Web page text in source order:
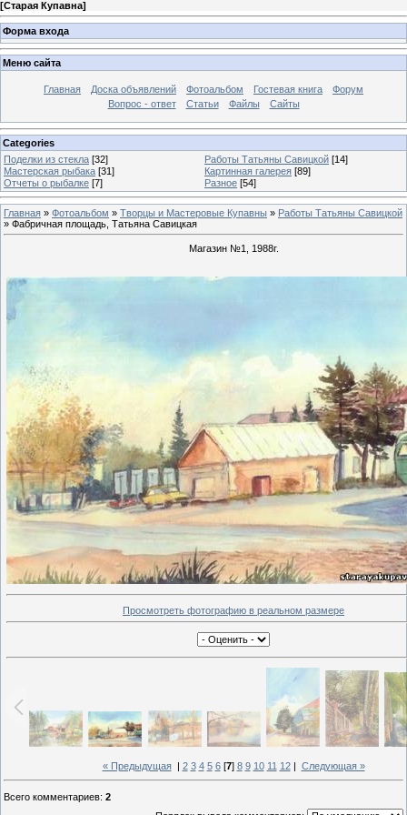
[Старая Купавна]
Форма входа
Меню сайта
Главная Доска объявлений Фотоальбом Гостевая книга
Форум
Вопрос - ответ
Статьи Файлы Сайты
Categories
Поделки из стекла [32] Работы Татьяны Савицкой [14]
Мастерская рыбака [31] Картинная галерея [89]
Отчеты о рыбалке [7] Разное [54]
Главная » Фотоальбом » Творцы и Мастеровые Купавны » Работы Татьяны Савицкой
» Фабричная площадь, Татьяна Савицкая
Магазин №1, 1988г.
Просмотреть фотографию в реальном размере
« Предыдущая| 2 3 4 5 6[7] 8 9 10 11 12| Следующая »
Всего комментариев: 2